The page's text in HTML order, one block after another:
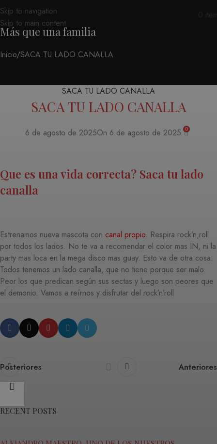
Skip to navigation
Skip to main content
Más que una familia
Inicio SACA TU LADO CANALLA
SACA TU LADO CANALLA
SACA TU LADO CANALLA
6 de agosto de 2025On 6 de agosto de 2025 0
Que es una vida correcta? Saca tu lado
canalla
Estrenamos nueva mascota con canal propio. Respira rock’n,roll
por todos los lados. No te va a recomendar el color mas IN, ni la
party mas loca en la mega disco mas guay. Esto va de otra cosa.
Todos tenemos un lado canalla, que no tiene porque ser malo.
Peor los que predican según sus sectas y luego son peores que
el demonio. Vamos a reírnos y disfrutar del rock’n’roll
Posteriores Anteriores
RECENT POSTS